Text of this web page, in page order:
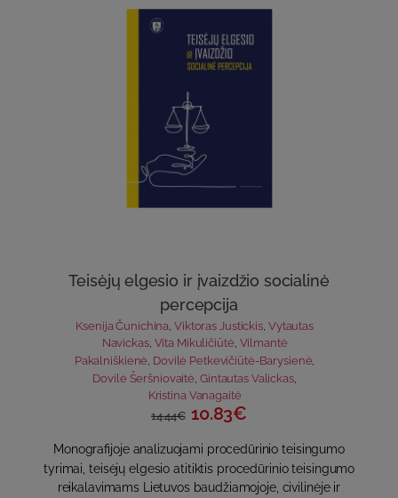
Teisėjų elgesio ir įvaizdžio socialinė
percepcija
Ksenija Čunichina ,Viktoras Justickis Vytautas
Navickas, Vita Mikuličiūtė, Vilmantė
Pakalniškienė, Dovilė Petkevičiūtė-Barysienė,
Dovilė Šeršniovaitė Gintautas Valickas,
Kristina Vanagaitė
14.44€ 10.83€
Monografijoje analizuojami procedūrinio teisingumo
tyrimai, teisėjų elgesio atitiktis procedūrinio teisingumo
reikalavimams Lietuvos baudžiamojoje, civilinėje ir